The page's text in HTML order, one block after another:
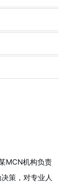
MCN机构负责
策，对专业人